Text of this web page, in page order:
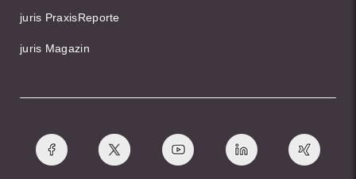
juris PraxisReporte
juris Magazin